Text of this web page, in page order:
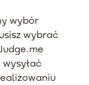
wybór
wybrać